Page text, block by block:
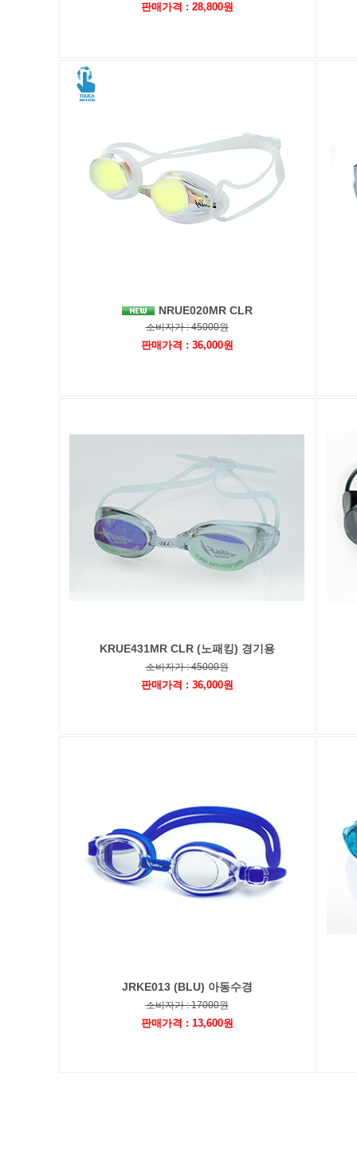
판매가격 : 28,800원
NRUE020MR CLR
소비자가 : 45000원
판매가격 : 36,000원
KRUE431MR CLR (노패킹) 경기용
소비자가 : 45000원
판매가격 : 36,000원
JRKE013 (BLU) 아동수경
소비자가 : 17000원
판매가격 : 13,600원